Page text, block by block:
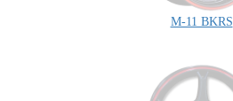
M-11 BKRS